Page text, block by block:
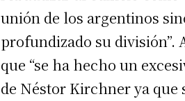
unión de los argentinos
profundizado su división”.
que “se ha hecho un
de Néstor Kirchner ya que